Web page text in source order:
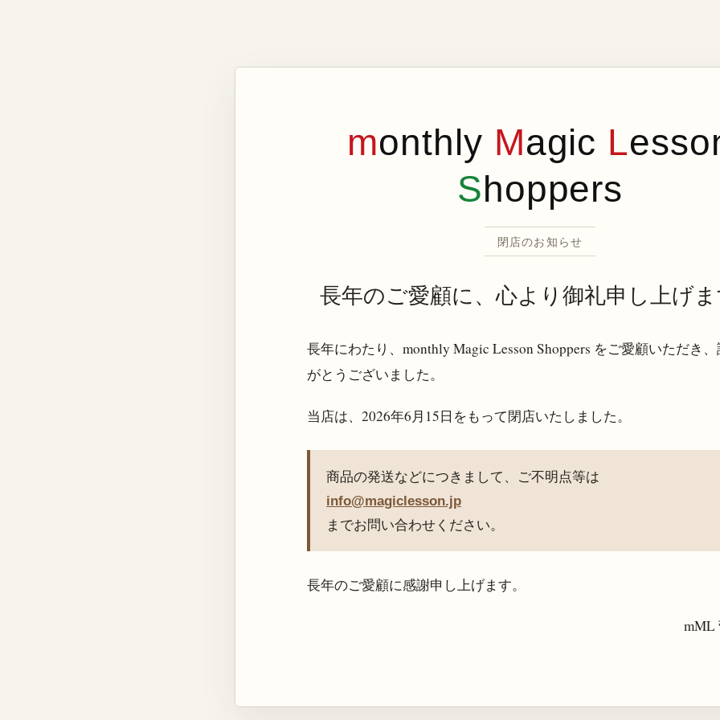
monthly Magic L
Shoppers
閉店のお知らせ
長年のご愛顧に、心より御礼申し上げ
長年にわたり、monthly Magic Lesson Shoppers をご愛顧いただき
がとうございました。
当店は、 2026年6月15日 をもって閉店いたしました。
商品の発送などにつきまして、ご不明点等は
info@magiclesson.jp
までお問い合わせください。
長年のご愛顧に感謝申し上げます。
mML